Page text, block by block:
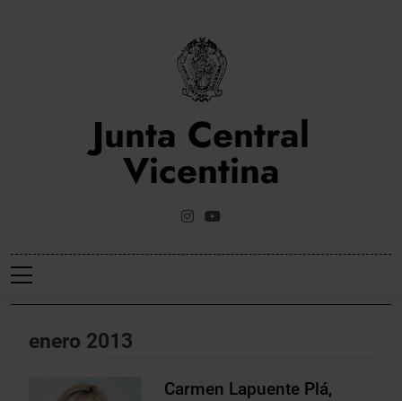
Junta Central
Vicentina
Web Oficial De La Junta Central Vicentina De Valencia
enero 2013
Carmen Lapuente Plá,